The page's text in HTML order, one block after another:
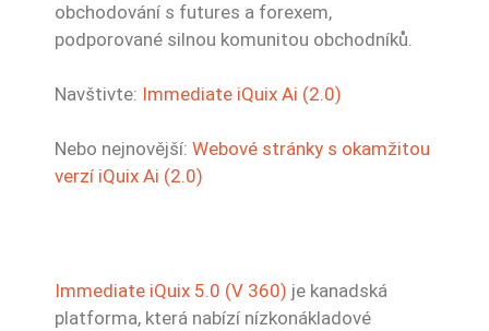
obchodování s futures a forexem,
podporované silnou komunitou obchodníků.
Navštivte: Immediate iQuix Ai (2.0)
Nebo nejnovější: Webové stránky s okamžitou
verzí iQuix Ai (2.0)
Immediate iQuix 5.0 (V 360) je kanadská
platforma, která nabízí nízkonákladové